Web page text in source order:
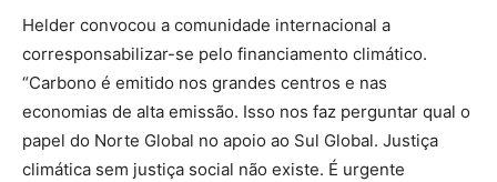
Helder convocou a comunidade internacional a
corresponsabilizar-se pelo financiamento climático.
“Carbono é emitido nos grandes centros e nas
economias de alta emissão. Isso nos faz perguntar qual o
papel do Norte Global no apoio ao Sul Global. Justiça
climática sem justiça social não existe. É urgente